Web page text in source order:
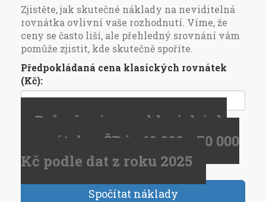
Zjistěte, jak skutečné náklady na neviditelná
rovnátka ovlivní vaše rozhodnutí. Víme, že
ceny se často liší, ale přehledný srovnání vám
pomůže zjistit, kde skutečně spoříte.
Předpokládaná cena klasických rovnátek
(Kč):
Průměrná cena klasických
rovnátek v ČR je 40 000 - 70 000
Kč podle dat z roku 2025
Spočítat náklady